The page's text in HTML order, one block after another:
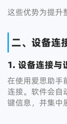
这些优势为提升
二、设备连
1. 设备连接与
在使用爱思助手
连接。软件会自
键信息，并集中